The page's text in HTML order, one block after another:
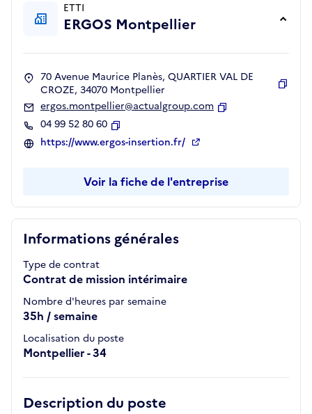
Informations générales
Type de contrat
Contrat de mission intérimaire
Nombre d'heures par semaine
35h / semaine
Localisation du poste
Montpellier - 34
Description du poste
ETTI
ERGOS Montpellier
70 Avenue Maurice Planès, QUARTIER VAL DE
CROZE, 34070 Montpellier
ergos.montpellier@actualgroup.com
04 99 52 80 60
Copier
https://www.ergos-insertion.fr/
Voir la fiche de l'entreprise